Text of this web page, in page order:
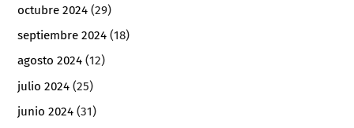
octubre 2024 (29)
septiembre 2024 (18)
agosto 2024 (12)
julio 2024 (25)
junio 2024 (31)